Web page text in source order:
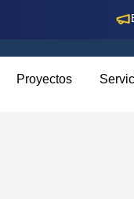
Proyectos